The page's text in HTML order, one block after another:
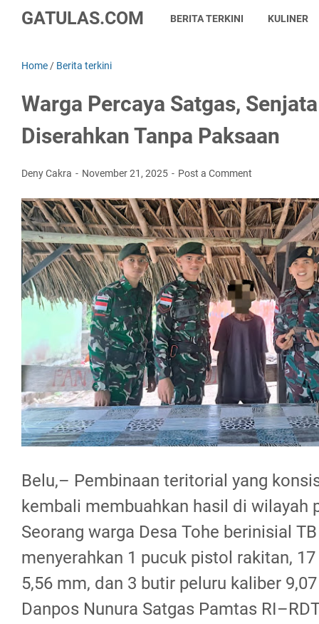
GATULAS.COM BERITA TERKINI KULINER
Home / Berita terkini
Warga Percaya Satgas,
Diserahkan Tanpa Paksaan
Deny Cakra November 21, 2025 Post a Comment
Belu,– Pembinaan teritorial yang
kembali membuahkan hasil di wilayah
Seorang warga Desa Tohe berinisial
menyerahkan 1 pucuk pistol rakitan,
5,56 mm, dan 3 butir peluru kaliber
Danpos Nunura Satgas Pamtas